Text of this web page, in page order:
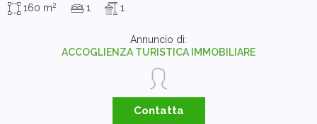
160 m2 1 1
Annuncio di:
ACCOGLIENZA TURISTICA IMMOBILIARE
Contatta